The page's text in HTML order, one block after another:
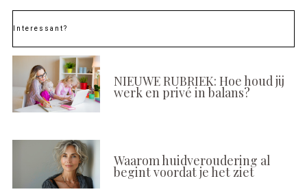
Interessant?
NIEUWE RUBRIEK: Hoe houd jij
werk en privé in balans?
Waarom huidveroudering al
begint voordat je het ziet